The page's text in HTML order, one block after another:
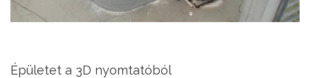
Épületet a 3D nyomtatóból